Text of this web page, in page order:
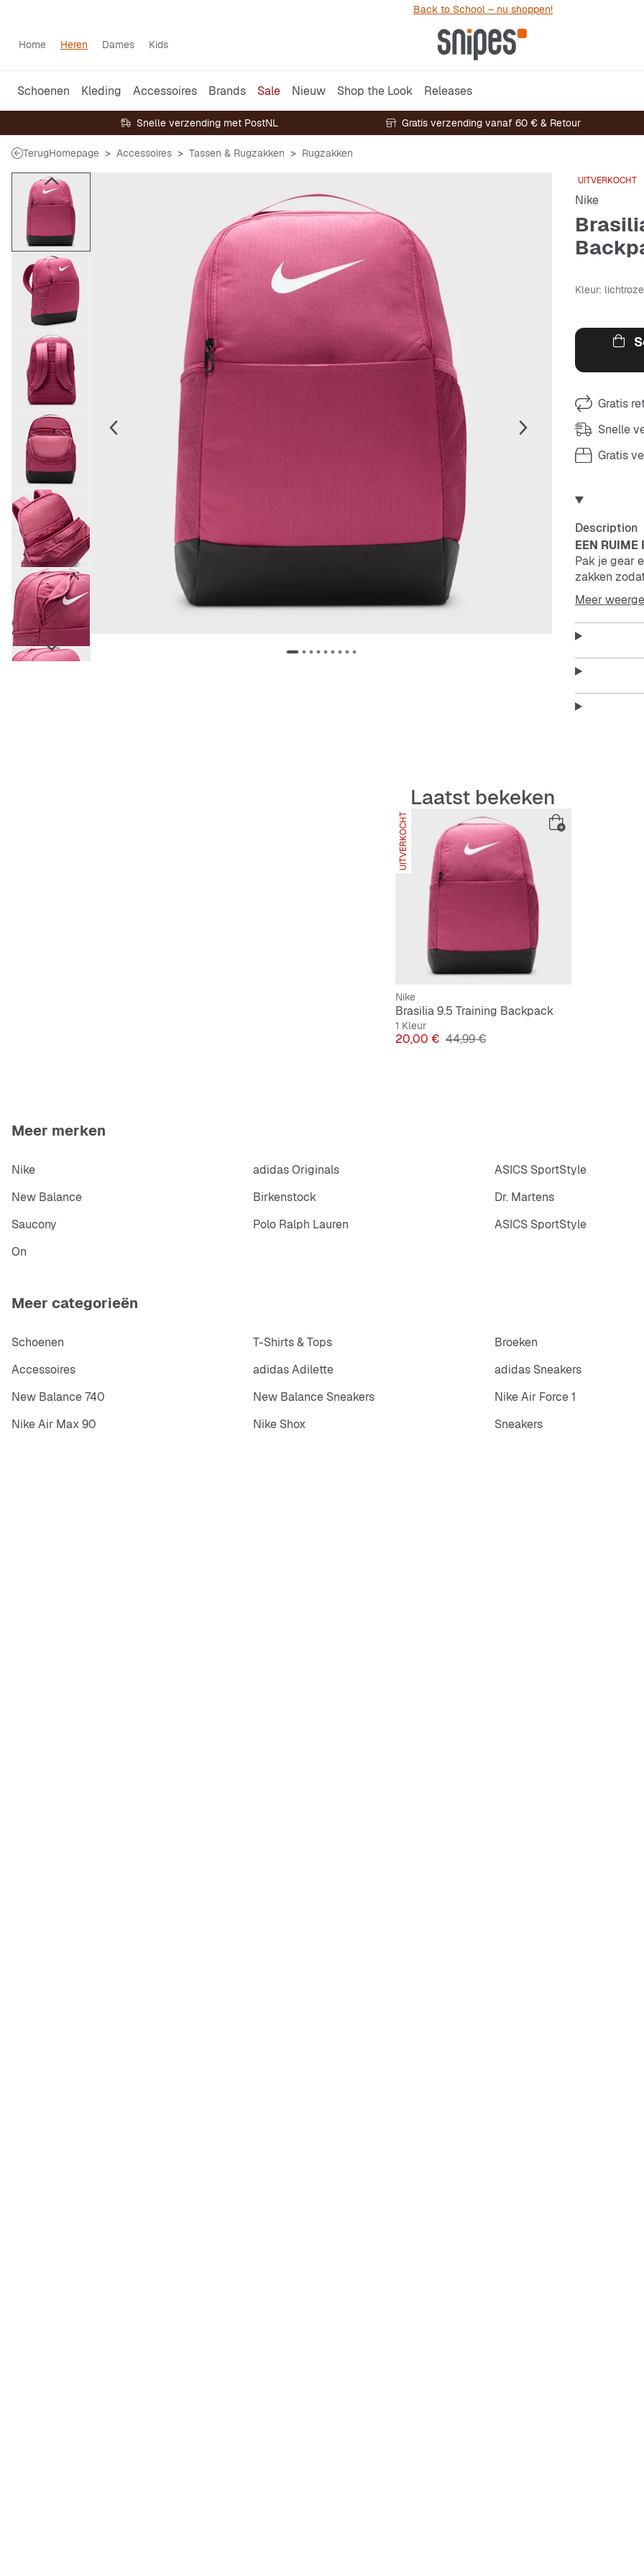
Back to School – nu shoppen!
Home Heren Dames Kids
Schoenen Kleding Accessoires Brands Sale Nieuw Shop the Look Releases
Snelle verzending met PostNL Gratis verzending vanaf 60 € & Retour
TerugHomepage Accessoires Tassen & Rugzakken Rugzakken
UITVERKOCHT
Nike
Kleur: lichtroze
Gratis
Snelle
Gratis
Description
EEN RUIME
Pak je gear
zakken
laptop,
aan de
gemaakt
Dicht
transport aan.
andere
Dankzij de
Meer
Laatst bekeken
UITVERKOCHT
Nike
Brasilia 9.5 Training Backpack
1 Kleur
Prijs
20,00 € Originele Prijs
44,99 €
Meer merken
Nike adidas Originals ASICS SportStyle
New Balance
Birkenstock Dr. Martens
Saucony
Polo Ralph Lauren ASICS SportStyle
On
Meer categorieën
Schoenen T-Shirts & Tops Broeken
Accessoires
adidas Adilette adidas Sneakers
New Balance 740
New Balance Sneakers Nike Air Force 1
Nike Air Max 90
Nike Shox Sneakers